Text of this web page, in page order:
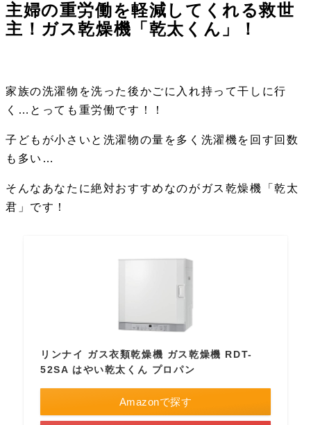
主婦の重労働を軽減してくれる救世
主！ガス乾燥機「乾太くん」！
家族の洗濯物を洗った後かごに入れ持って干しに行
く…とっても重労働です！！
子どもが小さいと洗濯物の量を多く洗濯機を回す回数
も多い…
そんなあなたに絶対おすすめなのが ガス乾燥機「乾太
君」 です！
リンナイ ガス衣類乾燥機 ガス乾燥機 RDT-
52SA はやい乾太くん プロパン
Amazonで探す